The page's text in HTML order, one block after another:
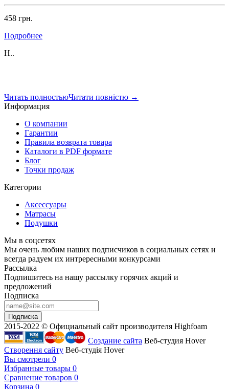
458 грн.
Подробнее
Н..
Читать полностьюЧитати повністю →
Информация
О компании
Гарантии
Правила возврата товара
Каталоги в PDF формате
Блог
Точки продаж
Категории
Аксессуары
Матрасы
Подушки
Мы в соцсетях
Мы очень любим наших подписчиков в социальных сетях и
всегда радуем их интрересными конкурсами
Рассылка
Подпишитесь на нашу рассылку горячих акций и
предложений
Подписка
Подписка
2015-2022 © Официальный сайт производителя Highfoam
Создание сайта Веб-студия Hover
Створення сайту Веб-студія Hover
Вы смотрели 0
Избранные товары 0
Сравнение товаров 0
Корзина 0